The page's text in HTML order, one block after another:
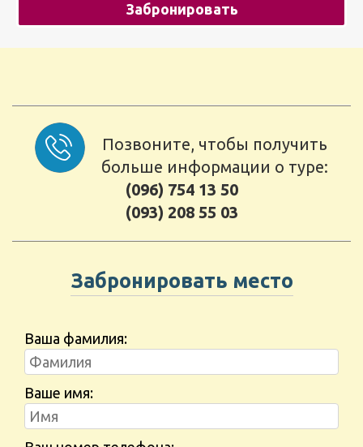
Забронировать
Позвоните, чтобы получить
больше информации о туре:
(096) 754 13 50
(093) 208 55 03
Забронировать место
Ваша фамилия:
Ваше имя: